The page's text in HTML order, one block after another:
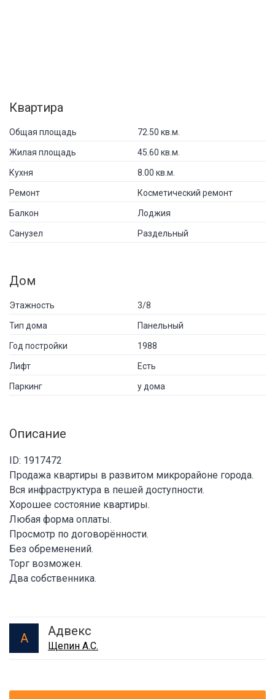
Квартира
Общая площадь 72.50 кв.м.
Жилая площадь 45.60 кв.м.
Кухня 8.00 кв.м.
Ремонт Косметический ремонт
Балкон Лоджия
Санузел Раздельный
Дом
Этажность 3/8
Тип дома Панельный
Год постройки 1988
Лифт Есть
Паркинг у дома
Описание
ID: 1917472
Продажа квартиры в развитом микрорайоне города.
Вся инфраструктура в пешей доступности.
Хорошее состояние квартиры.
Любая форма оплаты.
Просмотр по договорённости.
Без обременений.
Торг возможен.
Два собственника.
А Адвекс
Щепин А.С.